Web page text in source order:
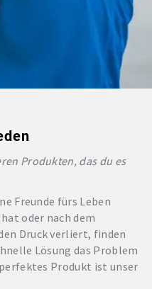
Produkten, das du es
Freunde fürs Leben
oder nach dem
Druck verliert, finden
Lösung das Problem
Produkt ist unser